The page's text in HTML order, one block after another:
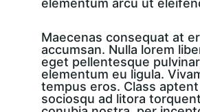
elementum arcu ut
Maecenas consequat at
accumsan. Nulla lorem
eget pellentesque
elementum eu ligula.
tempus eros. Class
sociosqu ad litora